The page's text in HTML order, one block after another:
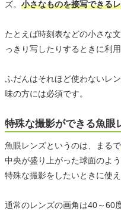
ズ。 小さなものを接写できる
たとえば時刻表などの小さな
っきり写したりするときに利用
ふだんはそれほど使わないレ
味の方には必須です。
特殊な撮影ができる魚眼
魚眼レンズというのは、まるで
中央が盛り上がった球面のよ
特殊な撮影をしたいときに使え
通常のレンズの画角は40～60